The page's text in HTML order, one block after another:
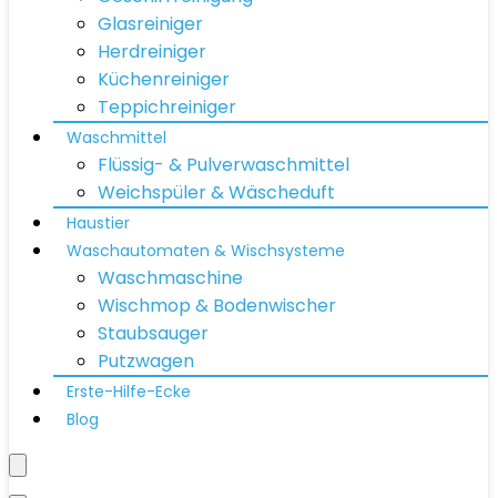
Glasreiniger
Herdreiniger
Küchenreiniger
Teppichreiniger
Waschmittel
Flüssig- & Pulverwaschmittel
Weichspüler & Wäscheduft
Haustier
Waschautomaten & Wischsysteme
Waschmaschine
Wischmop & Bodenwischer
Staubsauger
Putzwagen
Erste-Hilfe-Ecke
Blog